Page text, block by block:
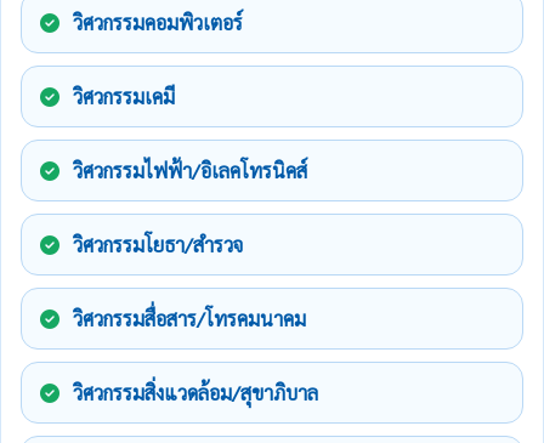
วิศวกรรมคอมพิวเตอร์
วิศวกรรมเคมี
วิศวกรรมไฟฟ้า/อิเลคโทรนิคส์
วิศวกรรมโยธา/สำรวจ
วิศวกรรมสื่อสาร/โทรคมนาคม
วิศวกรรมสิ่งแวดล้อม/สุขาภิบาล